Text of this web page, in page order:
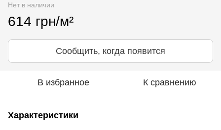
Нет в наличии
614 грн/м²
Сообщить, когда появится
В избранное К сравнению
Характеристики